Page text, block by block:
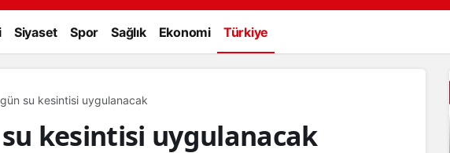
Siyaset Spor Sağlık Ekonomi Türkiye
gün su kesintisi uygulanacak
su kesintisi uygulanacak